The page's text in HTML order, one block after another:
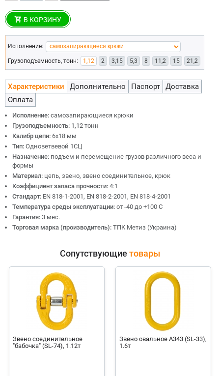
В КОРЗИНУ
Исполнение:
Грузоподъемность, тонн: 1,12 2 3,15 5,3 8 11,2 15 21,2
Характеристики Дополнительно Паспорт
Доставка
Оплата
Исполнение: самозапирающиеся крюки
Грузоподъемность: 1,12 тонн
Калибр цепи: 6х18 мм
Тип: Одноветвевой 1СЦ
Назначение: подъем и перемещение грузов различного веса и
формы
Материал: цепь, звено, звено соединительное, крюк
Коэффициент запаса прочности: 4:1
Стандарт: EN 818-1-2001, EN 818-2-2001, EN 818-4-2001
Температура среды эксплуатации: от -40 до +100 С
Гарантия: 3 мес.
Торговая марка (производитель): ТПК Метиз (Украина)
Сопутствующие товары
Звено соединительное
"бабочка" (SL-74), 1.12т
Звено овальное А343 (SL-33),
1.6т